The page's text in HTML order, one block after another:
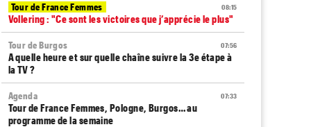
08:15
Tour de France Femmes
Vollering : "Ce sont les victoires que j’apprécie le plus"
07:56
Tour de Burgos
A quelle heure et sur quelle chaîne suivre la 3e étape à
la TV ?
07:33
Agenda
Tour de France Femmes, Pologne, Burgos… au
programme de la semaine